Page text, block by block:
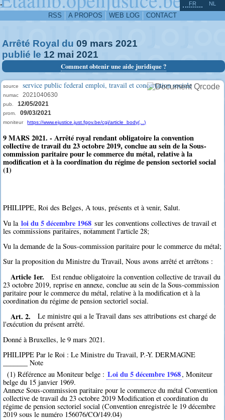
-
RSS A PROPOS WEB LOG CONTACT
FR NL
Arrêté Royal du 09 mars 2021
publié le 12 mai 2021
Comment obtenir une aide juridique ?
source service public federal emploi, travail et concertation sociale
numac 2021040630
pub. 12/05/2021
prom. 09/03/2021
moniteur https://www.ejustice.just.fgov.be/cgi/article_body(...)
9 MARS 2021. - Arrêté royal rendant obligatoire la convention
collective de travail du 23 octobre 2019, conclue au sein de la Sous-
commission paritaire pour le commerce du métal, relative à la
modification et à la coordination du régime de pension sectoriel social
(1)
PHILIPPE, Roi des Belges, A tous, présents et à venir, Salut.
Vu la loi du 5 décembre 1968 sur les conventions collectives de travail et
les commissions paritaires, notamment l'article 28;
Vu la demande de la Sous-commission paritaire pour le commerce du métal;
Sur la proposition du Ministre du Travail, Nous avons arrêté et arrêtons :
Article 1er.
Est rendue obligatoire la convention collective de travail du
23 octobre 2019, reprise en annexe, conclue au sein de la Sous-commission
paritaire pour le commerce du métal, relative à la modification et à la
coordination du régime de pension sectoriel social.
Art. 2.
Le ministre qui a le Travail dans ses attributions est chargé de
l'exécution du présent arrêté.
Donné à Bruxelles, le 9 mars 2021.
PHILIPPE Par le Roi : Le Ministre du Travail, P.-Y. DERMAGNE
_______ Note
(1) Référence au Moniteur belge : Loi du 5 décembre 1968, Moniteur
belge du 15 janvier 1969.
Annexe Sous-commission paritaire pour le commerce du métal Convention
collective de travail du 23 octobre 2019 Modification et coordination du
régime de pension sectoriel social (Convention enregistrée le 19 décembre
2019 sous le numéro 156076/CO/149.04)
^